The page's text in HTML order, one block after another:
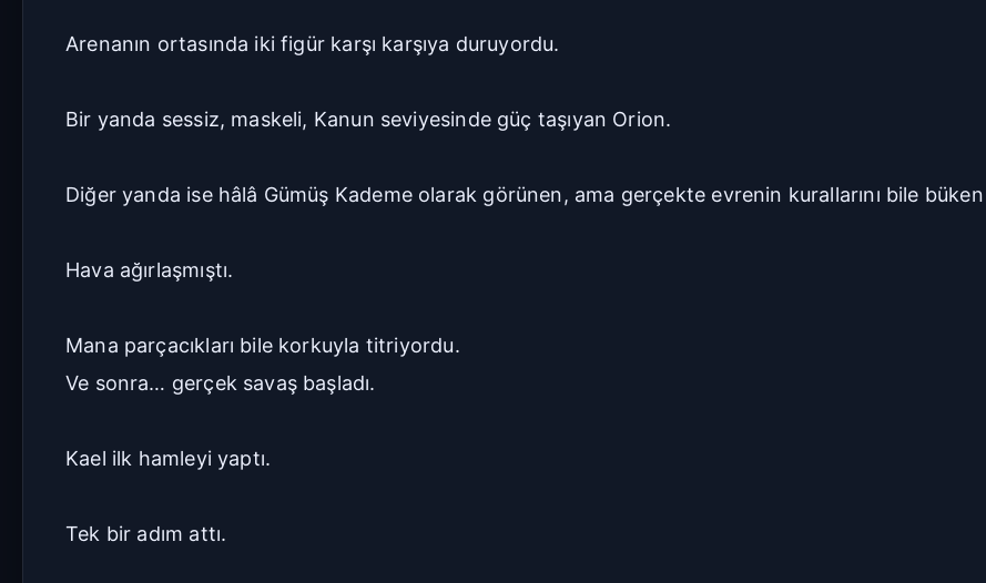
Arenanın ortasında iki figür karşı karşıya duruyordu.
Bir yanda sessiz, maskeli, Kanun seviyesinde güç taşıyan Orion.
Diğer yanda ise hâlâ Gümüş Kademe olarak görünen, ama gerçekte evrenin kurallarını bile
Hava ağırlaşmıştı.
Mana parçacıkları bile korkuyla titriyordu.
Ve sonra… gerçek savaş başladı.
Kael ilk hamleyi yaptı.
Tek bir adım attı.